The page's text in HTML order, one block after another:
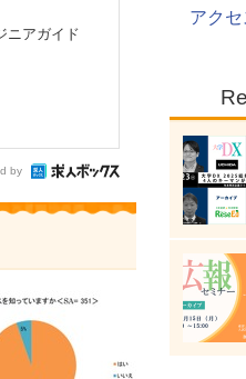
ニアガイド
by
アク